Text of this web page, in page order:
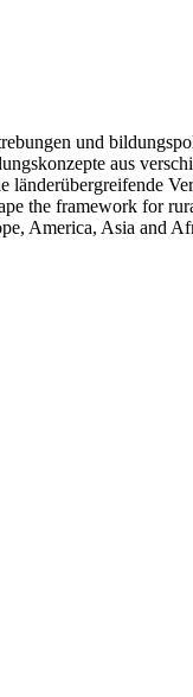
und
aus
länderübergreifende
the framework for
America, Asia and